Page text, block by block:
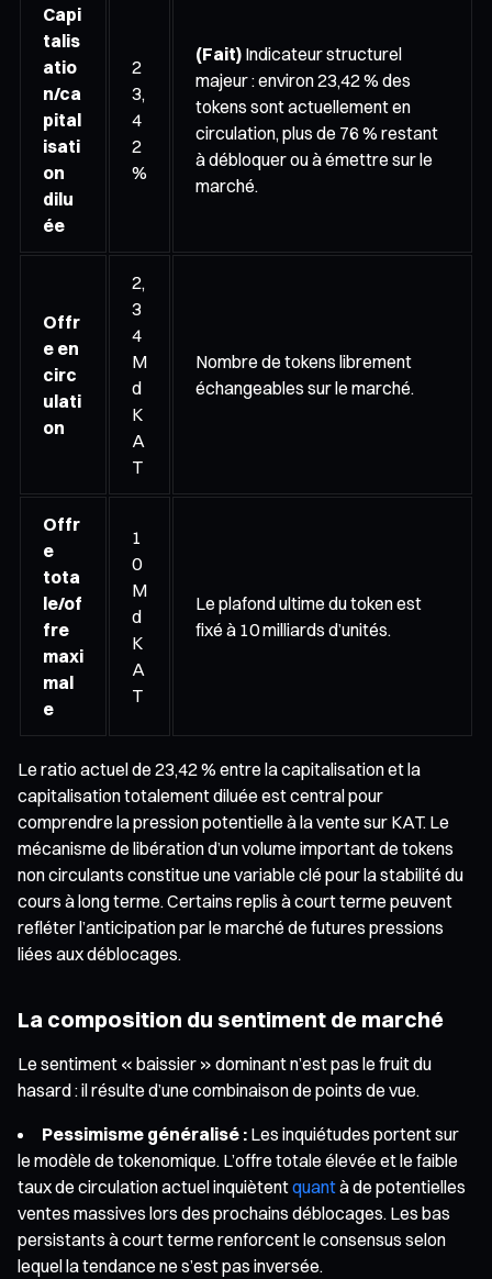
Capi
talis
atio
n/ca
pital
isati
on
dilu
ée
2
3,
4
2
%
(Fait) Indicateur structurel
majeur : environ 23,42 % des
tokens sont actuellement en
circulation, plus de 76 % restant
à débloquer ou à émettre sur le
marché.
Offr
e en
circ
ulati
on
2,
3
4
M
d
K
A
T
Nombre de tokens librement
échangeables sur le marché.
Offr
e
tota
le/of
fre
maxi
mal
e
1
0
M
d
K
A
T
Le plafond ultime du token est
fixé à 10 milliards d’unités.
Le ratio actuel de 23,42 % entre la capitalisation et la
capitalisation totalement diluée est central pour
comprendre la pression potentielle à la vente sur KAT. Le
mécanisme de libération d’un volume important de tokens
non circulants constitue une variable clé pour la stabilité du
cours à long terme. Certains replis à court terme peuvent
refléter l’anticipation par le marché de futures pressions
liées aux déblocages.
La composition du sentiment de marché
Le sentiment « baissier » dominant n’est pas le fruit du
hasard : il résulte d’une combinaison de points de vue.
Pessimisme généralisé : Les inquiétudes portent sur
le modèle de tokenomique. L’offre totale élevée et le faible
taux de circulation actuel inquiètentquantà de potentielles
ventes massives lors des prochains déblocages. Les bas
persistants à court terme renforcent le consensus selon
lequel la tendance ne s’est pas inversée.